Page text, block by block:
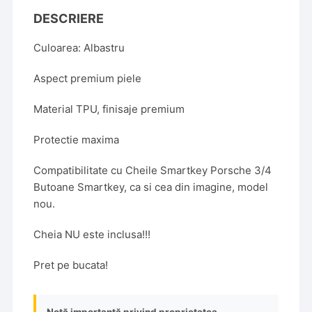
DESCRIERE
Culoarea: Albastru
Aspect premium piele
Material TPU, finisaje premium
Protectie maxima
Compatibilitate cu Cheile Smartkey Porsche 3/4
Butoane Smartkey, ca si cea din imagine, model
nou.
Cheia NU este inclusa!!!
Pret pe bucata!